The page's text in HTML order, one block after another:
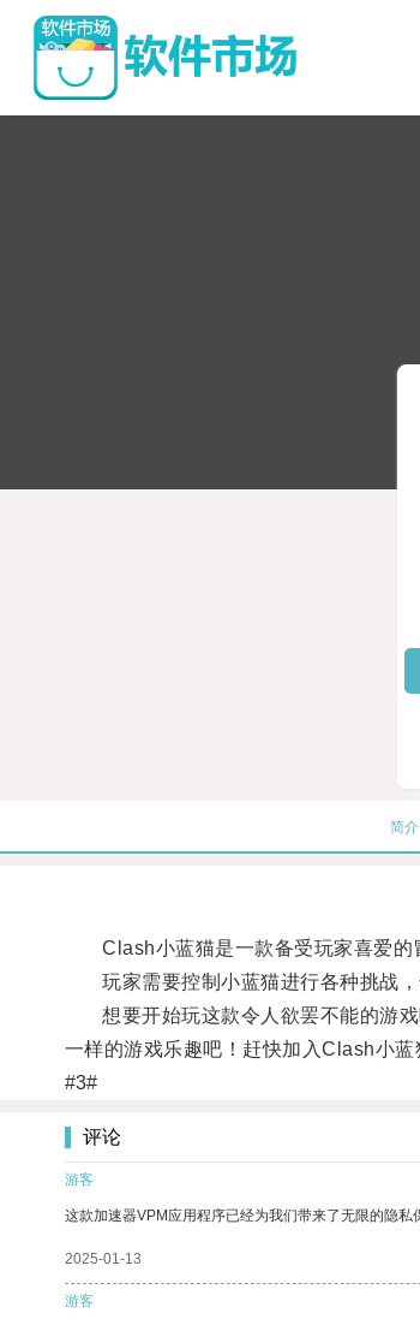
简介
Clash小蓝猫是一款备受玩家喜爱的
玩家需要控制小蓝猫进行各种挑战，
想要开始玩这款令人欲罢不能的游戏
一样的游戏乐趣吧！赶快加入Clash小
#3#
评论
游客
这款加速器VPM应用程序已经为我们带来了无限的隐私
2025-01-13
游客